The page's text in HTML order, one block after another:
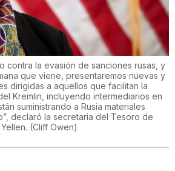
contra la evasión de sanciones rusas, y
que viene, presentaremos nuevas y
dirigidas a aquellos que facilitan la
Kremlin, incluyendo intermediarios en
suministrando a Rusia materiales
declaró la secretaria del Tesoro de
(Cliff Owen)